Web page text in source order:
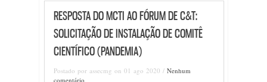
RESPOSTA DO MCTI AO FÓRUM DE C&T:
SOLICITAÇÃO DE INSTALAÇÃO DE COMITÊ
CIENTÍFICO (PANDEMIA)
Postado por assecmg on 01 ago 2020 / Nenhum
comentário